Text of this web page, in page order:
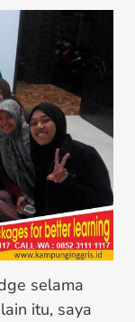
selama
itu, saya